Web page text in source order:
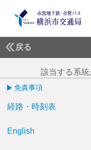
戻る
該当する系統
免責事項
経路・時刻表
English